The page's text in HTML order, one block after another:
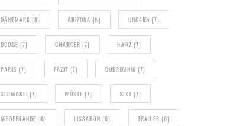
DÄNEMARK (8) ARIZONA (8) UNGARN (7)
DODGE (7) CHARGER (7) HARZ (7)
PARIS (7) FAZIT (7) DUBROVNIK (7)
SLOWAKEI (7) WÜSTE (7) SIXT (7)
NIEDERLANDE (6) LISSABON (6) TRAILER (6)